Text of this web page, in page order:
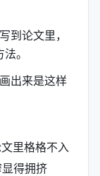
到论文里，
。
出来是这样
里格格不入
得拥挤